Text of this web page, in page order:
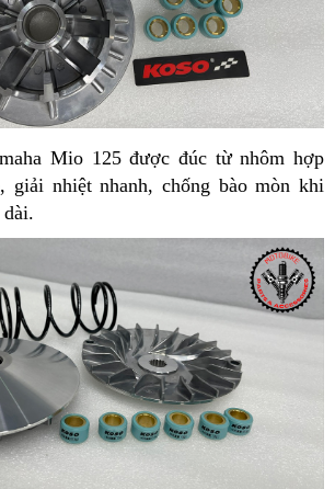
Mio 125 được đúc từ nhôm hợp
giải nhiệt nhanh, chống bào mòn khi